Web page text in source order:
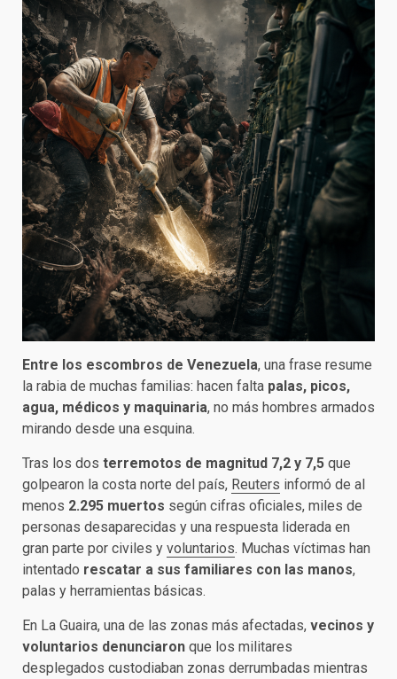
Entre los escombros de Venezuela, una frase resume
la rabia de muchas familias: hacen falta palas, picos,
agua, médicos y maquinaria, no más hombres armados
mirando desde una esquina.
Tras los dos terremotos de magnitud 7,2 y 7,5 que
golpearon la costa norte del país, Reuters informó de al
menos 2.295 muertos según cifras oficiales, miles de
personas desaparecidas y una respuesta liderada en
gran parte por civiles y voluntarios. Muchas víctimas han
intentado rescatar a sus familiares con las manos,
palas y herramientas básicas.
En La Guaira, una de las zonas más afectadas, vecinos y
voluntarios denunciaron que los militares
desplegados custodiaban zonas derrumbadas mientras